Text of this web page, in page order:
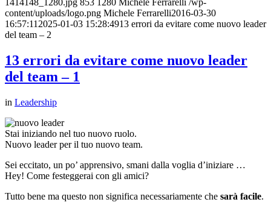
content/uploads/logo.png Michele Ferrarelli2016-03-30
16:57:11 2025-01-03 15:28:4913 errori da evitare come nuovo leader
del team – 2
13 errori da evitare come nuovo leader
del team – 1
in Leadership
Stai iniziando nel tuo nuovo ruolo.
Nuovo leader per il tuo nuovo team.
Sei eccitato, un po’ apprensivo, smani dalla voglia d’iniziare …
Hey! Come festeggerai con gli amici?
Tutto bene ma questo non significa necessariamente che sarà facile.